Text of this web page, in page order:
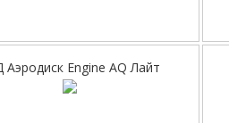
Аэродиск Engine AQ Лайт